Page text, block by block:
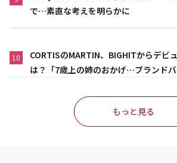
で…素直な考えを明らかに
10
CORTISのMARTIN、BIGHITからデビ
は？「7歳上の姉のおかげ…ブランドバ
もっと見る